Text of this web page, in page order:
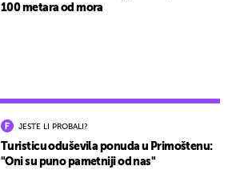
JESTE LI PROBALI?
Turisticu oduševila ponuda u Primoštenu:
"Oni su puno pametniji od nas"
100 metara od mora